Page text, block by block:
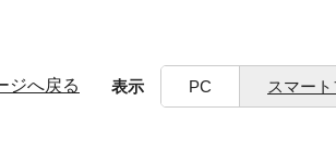
ジへ戻る 表示 PC スマー